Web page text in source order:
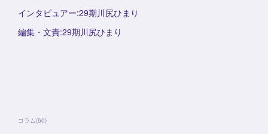
インタビュアー:29期川尻ひまり
編集・文責:29期川尻ひまり
コラム(60)